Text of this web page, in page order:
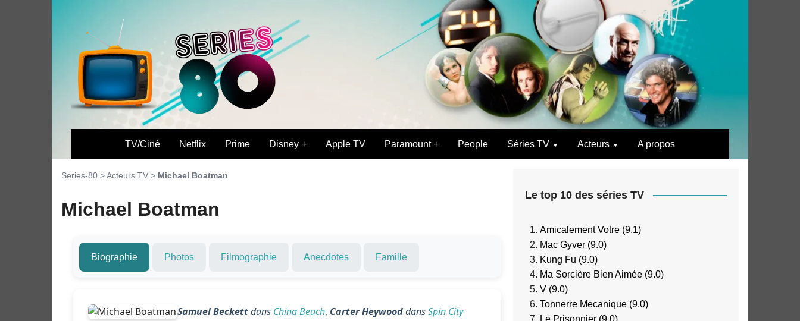
TV/Ciné Netflix Prime Disney + Apple TV Paramount + People Séries TV Acteurs A propos
Series-80 >Acteurs TV > Michael Boatman
Michael Boatman
Biographie Photos Filmographie Anecdotes Famille
Samuel Beckettdans China Beach, Carter HeywooddansSpin City
Le top 10 des séries TV
Amicalement Votre (9.1)
Mac Gyver (9.0)
Kung Fu (9.0)
Ma Sorcière Bien Aimée (9.0)
V (9.0)
Tonnerre Mecanique (9.0)
Le Prisonnier (9.0)